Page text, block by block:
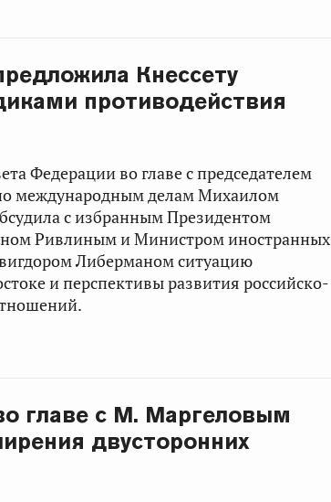
Кнессету
противодействия
Федерации во главе с председателем
международным деламМихаилом
с избранным Президентом
Ривлиными Министром иностранных
Либерманомситуацию
и перспективы развития российско-
главе с М. Маргеловым
двусторонних